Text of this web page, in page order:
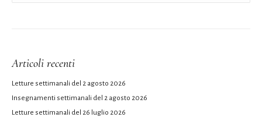
Articoli recenti
Letture settimanali del 2 agosto 2026
Insegnamenti settimanali del 2 agosto 2026
Letture settimanali del 26 luglio 2026